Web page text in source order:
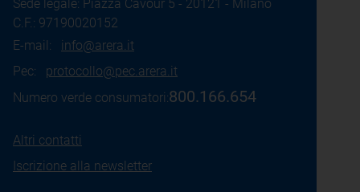
Sede legale: Piazza Cavour 5 - 20121 - Milano
C.F.: 97190020152
E-mail: info@arera.it
Pec: protocollo@pec.arera.it
Numero verde consumatori:800.166.654
Altri contatti
Iscrizione alla newsletter